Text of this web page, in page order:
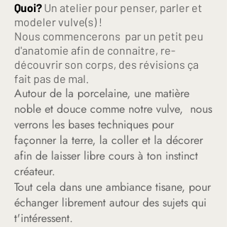
Quoi? Un atelier pour penser, parler et
modeler vulve(s) !
Nous commencerons par un petit peu
d'anatomie afin de connaitre, re-
découvrir son corps, des révisions ça
fait pas de mal.
Autour de la porcelaine, une matière
noble et douce comme notre vulve, nous
verrons les bases techniques pour
façonner la terre, la coller et la décorer
afin de laisser libre cours à ton instinct
créateur.
Tout cela dans une ambiance tisane, pour
échanger librement autour des sujets qui
t'intéressent.